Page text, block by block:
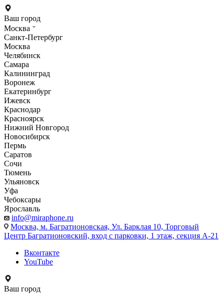
Ваш город
Москва
Санкт-Петербург
Москва
Челябинск
Самара
Калининград
Воронеж
Екатеринбург
Ижевск
Краснодар
Красноярск
Нижний Новгород
Новосибирск
Пермь
Саратов
Сочи
Тюмень
Ульяновск
Уфа
Чебоксары
Ярославль
info@miraphone.ru
Москва, м. Багратионовская, Ул. Барклая 10, Торговый
Центр Багратионовский, вход с парковки, 1 этаж, секция А-21
Вконтакте
YouTube
Ваш город